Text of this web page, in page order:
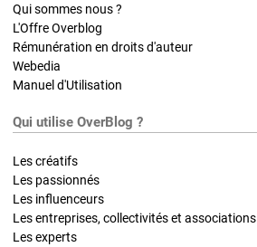
Qui sommes nous ?
L'Offre Overblog
Rémunération en droits d'auteur
Webedia
Manuel d'Utilisation
Qui utilise OverBlog ?
Les créatifs
Les passionnés
Les influenceurs
Les entreprises, collectivités et associations
Les experts